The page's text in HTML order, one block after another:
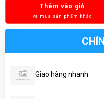
Thêm vào giỏ
và mua sản phẩm khác
Giao hàng nhanh